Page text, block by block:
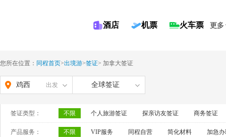
酒店 机票 火车票 更多
您所在位置： 同程首页>出境游>签证> 加拿大签证
鸡西 出发 全球签证
签证类型： 不限 个人旅游签证 探亲访友签证 商务签证
产品服务： 不限 VIP服务 同程自营 简化材料 加急